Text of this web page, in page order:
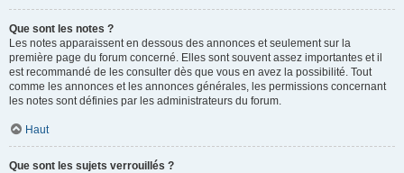
Que sont les notes ?
Les notes apparaissent en dessous des annonces et seulement sur la
première page du forum concerné. Elles sont souvent assez importantes et il
est recommandé de les consulter dès que vous en avez la possibilité. Tout
comme les annonces et les annonces générales, les permissions concernant
les notes sont définies par les administrateurs du forum.
Haut
Que sont les sujets verrouillés ?